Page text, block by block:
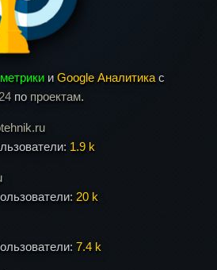
и Google Аналитика с
по проектам.
1.9 k
20 k
7.4 k